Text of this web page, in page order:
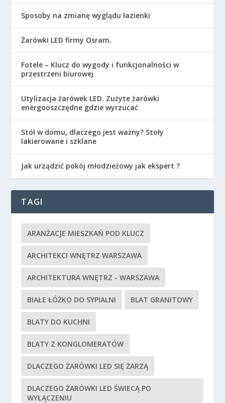
Sposoby na zmianę wyglądu łazienki
Żarówki LED firmy Osram.
Fotele – Klucz do wygody i funkcjonalności w
przestrzeni biurowej
Utylizacja żarówek LED. Zużyte żarówki
energooszczędne gdzie wyrzucać
Stół w domu, dlaczego jest ważny? Stoły
lakierowane i szklane
Jak urządzić pokój młodzieżowy jak ekspert ?
TAGI
ARANŻACJE MIESZKAŃ POD KLUCZ
ARCHITEKCI WNĘTRZ WARSZAWA
ARCHITEKTURA WNĘTRZ - WARSZAWA
BIAŁE ŁÓŻKO DO SYPIALNI BLAT GRANITOWY
BLATY DO KUCHNI
BLATY Z KONGLOMERATÓW
DLACZEGO ŻARÓWKI LED SIĘ ŻARZĄ
DLACZEGO ŻARÓWKI LED ŚWIECĄ PO
WYŁĄCZENIU